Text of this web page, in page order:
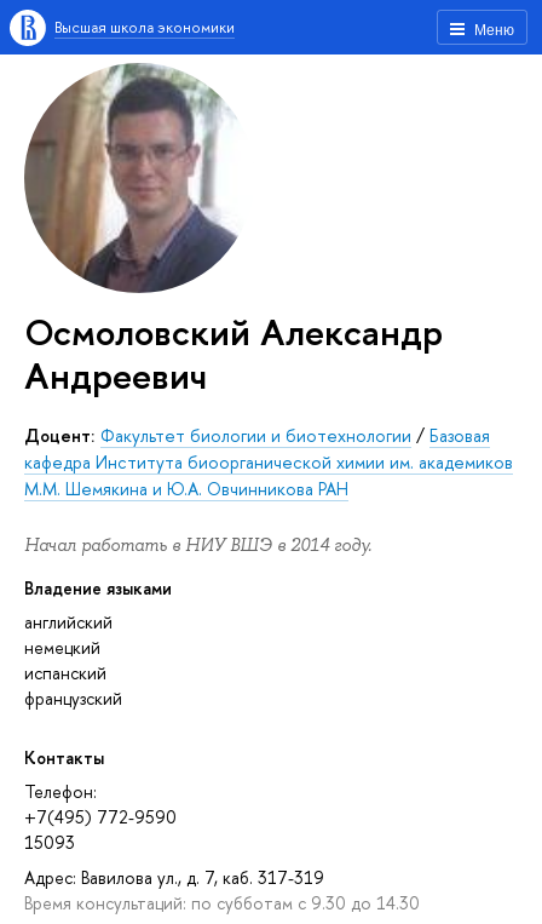
Меню
Высшая школа экономики
Осмоловский Александр
Андреевич
Доцент: Факультет биологии и биотехнологии / Базовая
кафедра Института биоорганической химии им. академиков
М.М. Шемякина и Ю.А. Овчинникова РАН
Начал работать в НИУ ВШЭ в 2014 году.
Владение языками
английский
немецкий
испанский
французский
Контакты
Телефон:
+7(495) 772-9590
15093
Адрес: Вавилова ул., д. 7, каб. 317-319
Время консультаций: по субботам с 9.30 до 14.30